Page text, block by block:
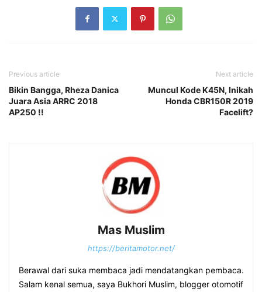
Previous article
Bikin Bangga, Rheza Danica
Juara Asia ARRC 2018
AP250 !!
Next article
Muncul Kode K45N, Inikah
Honda CBR150R 2019
Facelift?
Mas Muslim
https://beritamotor.net/
Berawal dari suka membaca jadi mendatangkan pembaca.
Salam kenal semua, saya Bukhori Muslim, blogger otomotif